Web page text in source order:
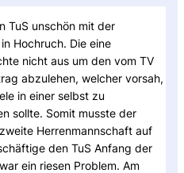
TuS unschön mit der
Hochruch. Die eine
nicht aus um den vom TV
abzulehen, welcher vorsah,
in einer selbst zu
sollte. Somit musste der
Herrenmannschaft auf
den TuS Anfang der
ein riesen Problem. Am